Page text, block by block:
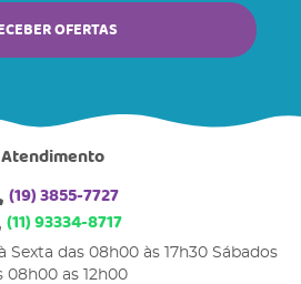
OFERTAS
Atendimento
(19)3855-7727
(11)93334-8717
Sexta das 08h00 às 17h30 Sábados
08h00 as 12h00